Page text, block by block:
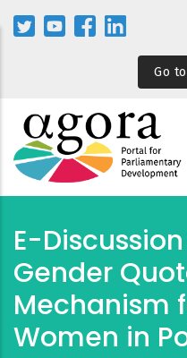
Go
E-
Gender
Mechanism
Women in